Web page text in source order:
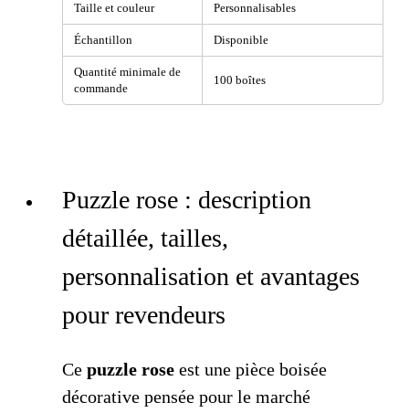
Taille et couleur Personnalisables
Échantillon Disponible
Quantité minimale de
commande
100 boîtes
Puzzle rose : description
détaillée, tailles,
personnalisation et avantages
pour revendeurs
Ce puzzle rose est une pièce boisée
décorative pensée pour le marché